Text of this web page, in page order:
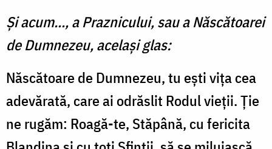
Și acum..., a Praznicului, sau a Născătoarei
de Dumnezeu, același glas:
Născătoare de Dumnezeu, tu ești vița cea
adevărată, care ai odrăslit Rodul vieții. Ție
ne rugăm: Roagă-te, Stăpână, cu fericita